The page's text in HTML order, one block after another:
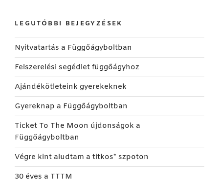
LEGUTÓBBI BEJEGYZÉSEK
Nyitvatartás a Függőágyboltban
Felszerelési segédlet függőágyhoz
Ajándékötleteink gyerekeknek
Gyereknap a Függőágyboltban
Ticket To The Moon újdonságok a
Függőágyboltban
Végre kint aludtam a titkos* szpoton
30 éves a TTTM